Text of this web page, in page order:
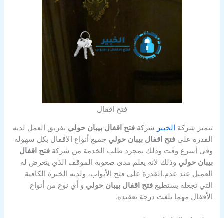
فتح اقفال
تتميز شركة الخبير شركةفتح اقفال بيبان حولي بفريق العمل لديه
القدرة علىفتح اقفال بيبان حولي جميع أنواع الأقفال بكل سهولة
وفي أسرع وقت وذلك بمجرد طلب الخدمة من شركةفتح اقفال
بيبان حولي وذلك لأنه يعلم مدى صعوبة الموقف الذي يتعرض له
العميل عند عدم.القدرة على فتح الأبواب، ولديه الخبرة الكافية
التي تجعله يستطيعفتح اقفال بيبان حولي و أي نوع من أنواع
الأقفال مهما بلغت درجة تعقيده.